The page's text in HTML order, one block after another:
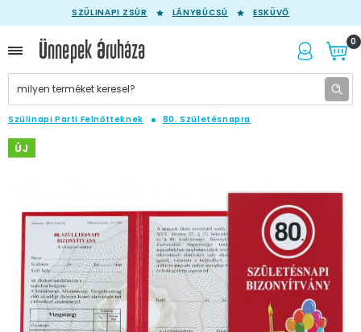
SZÜLINAPI ZSÚR LÁNYBÚCSÚ ESKÜVŐ
0
Szülinapi Parti Felnőtteknek 80. Születésnapra
ÚJ